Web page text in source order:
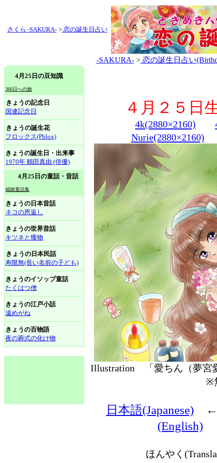
さくら -SAKURA- >恋の誕生日占い
-SAKURA->恋の誕生日占い
4月25日の豆知識
366日への旅
きょうの記念日
国連記念日
きょうの誕生花
フロックス(Phlox)
きょうの誕生日・出来事
1970年 鶴田真由 (俳優)
4月25日の童話・昔話
福娘童話集
きょうの日本昔話
ネコの恩返し
きょうの世界昔話
キツネと獲物
きょうの日本民話
寿限無(長い名前の子ども)
きょうのイソップ童話
たくはつ僧
きょうの江戸小話
遠めがね
きょうの百物語
夜の葬式の化け物
４月２５日
4k(2880×2160)
Nurie(2880×2160)
Illustration 「愛ちん（
※
日本語(Japanese)
(English)
ほんやく